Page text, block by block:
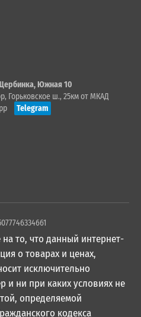
Южная 10
Горьковское ш., 25км от МКАД
Telegram
то, что данный интернет-
о товарах и ценах,
исключительно
и ни при каких условиях не
определяемой
кодекса